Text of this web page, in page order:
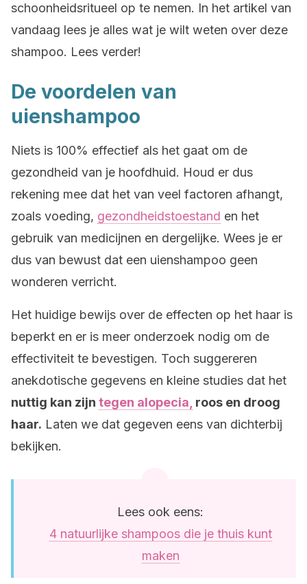
schoonheidsritueel op te nemen. In het artikel van
vandaag lees je alles wat je wilt weten over deze
shampoo. Lees verder!
De voordelen van
uienshampoo
Niets is 100% effectief als het gaat om de
gezondheid van je hoofdhuid. Houd er dus
rekening mee dat het van veel factoren afhangt,
zoals voeding, gezondheidstoestand en het
gebruik van medicijnen en dergelijke. Wees je er
dus van bewust dat een uienshampoo geen
wonderen verricht.
Het huidige bewijs over de effecten op het haar is
beperkt en er is meer onderzoek nodig om de
effectiviteit te bevestigen. Toch suggereren
anekdotische gegevens en kleine studies dat het
nuttig kan zijn tegen alopecia, roos en droog
haar. Laten we dat gegeven eens van dichterbij
bekijken.
Lees ook eens:
4 natuurlijke shampoos die je thuis kunt
maken